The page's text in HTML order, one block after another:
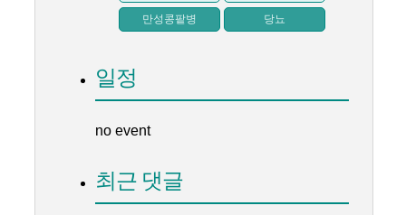
만성콩팥병 당뇨
일정
no event
최근 댓글